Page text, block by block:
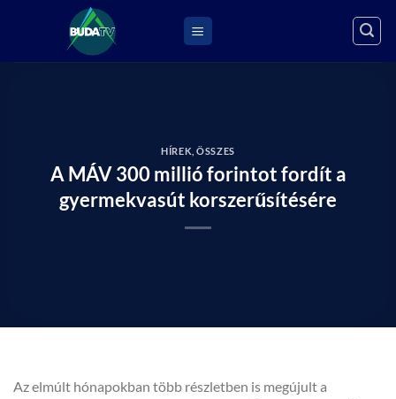
HÍREK ,ÖSSZES
A MÁV 300 millió forintot fordít a
gyermekvasút korszerűsítésére
Az elmúlt hónapokban több részletben is megújult a